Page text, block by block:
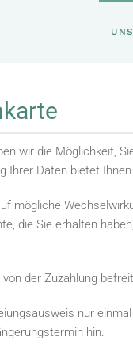
wir die Möglichkeit,
Ihrer Daten bietet
mögliche
die Sie erhalten
der Zuzahlung
nur
hin.